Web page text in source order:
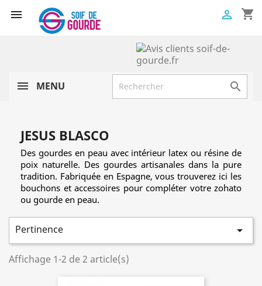
 shopping_cart

MENU 
JESUS BLASCO
Des gourdes en peau avec intérieur latex ou résine de
poix naturelle. Des gourdes artisanales dans la pure
tradition. Fabriquée en Espagne, vous trouverez ici les
bouchons et accessoires pour compléter votre zohato
ou gourde en peau.
Pertinence 
Affichage 1-2 de 2 article(s)